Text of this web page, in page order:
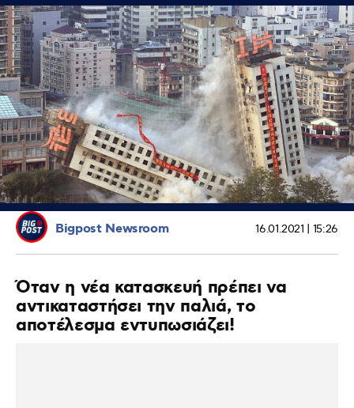
Bigpost Newsroom 16.01.2021 | 15:26
Όταν η νέα κατασκευή πρέπει να
αντικαταστήσει την παλιά, το
αποτέλεσμα εντυπωσιάζει!